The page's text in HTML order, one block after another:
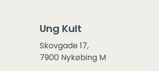
Ung Kult
Skovgade 17,
7900 Nykøbing M